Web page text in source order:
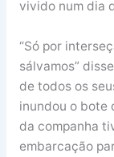
vivido num dia
“Só por
sálvamos”
de todos os
inundou o bote
da companha
embarcação